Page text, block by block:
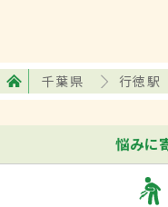
千葉県 行徳駅
悩みに